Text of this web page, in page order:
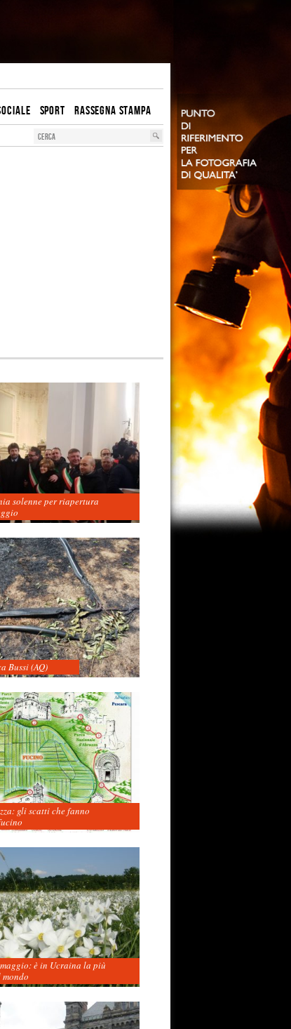
SPORT RASSEGNA STAMPA
solenne per riapertura
Bussi (AQ)
gli scatti che fanno
è in Ucraina la più